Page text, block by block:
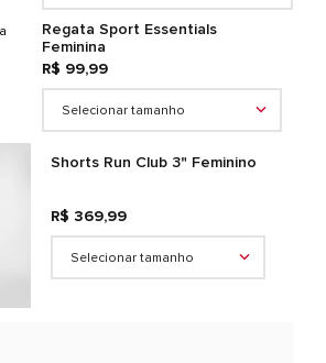
Selecionar tamanho
Regata Sport Essentials
Feminina
R$ 99,99
Selecionar tamanho
Shorts Run Club 3" Feminino
R$ 369,99